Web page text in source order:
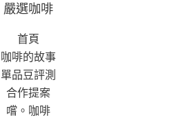
嚴選咖啡
首頁
咖啡的故事
單品豆評測
合作提案
嚐。咖啡